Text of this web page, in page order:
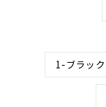
1-ブラック